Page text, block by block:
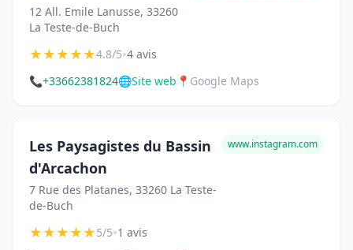
12 All. Emile Lanusse, 33260
La Teste-de-Buch
★★★★★4.8/5•4 avis
📞+33662381824🌐Site web 📍 Google Maps
Les Paysagistes du Bassin
d'Arcachon
7 Rue des Platanes, 33260 La Teste-
de-Buch
www.instagram.com
★★★★★5/5•1 avis